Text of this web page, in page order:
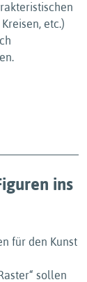
etc.)
ins
für den Kunst
sollen